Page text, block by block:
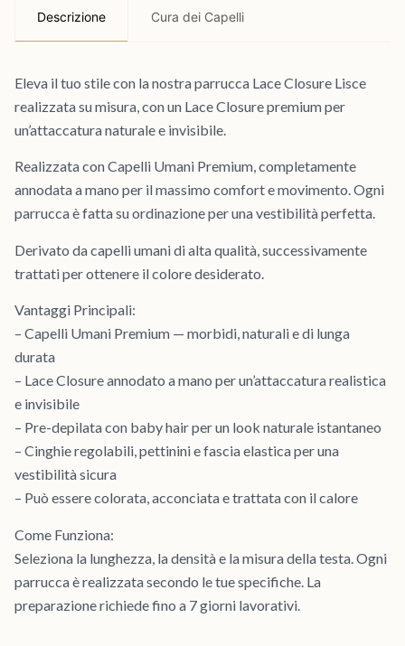
Descrizione Cura dei Capelli
Eleva il tuo stile con la nostra parrucca Lace Closure Lisce
realizzata su misura, con un Lace Closure premium per
un’attaccatura naturale e invisibile.
Realizzata con Capelli Umani Premium, completamente
annodata a mano per il massimo comfort e movimento. Ogni
parrucca è fatta su ordinazione per una vestibilità perfetta.
Derivato da capelli umani di alta qualità, successivamente
trattati per ottenere il colore desiderato.
Vantaggi Principali:
– Capelli Umani Premium — morbidi, naturali e di lunga
durata
– Lace Closure annodato a mano per un’attaccatura realistica
e invisibile
– Pre-depilata con baby hair per un look naturale istantaneo
– Cinghie regolabili, pettinini e fascia elastica per una
vestibilità sicura
– Può essere colorata, acconciata e trattata con il calore
Come Funziona:
Seleziona la lunghezza, la densità e la misura della testa. Ogni
parrucca è realizzata secondo le tue specifiche. La
preparazione richiede fino a 7 giorni lavorativi.